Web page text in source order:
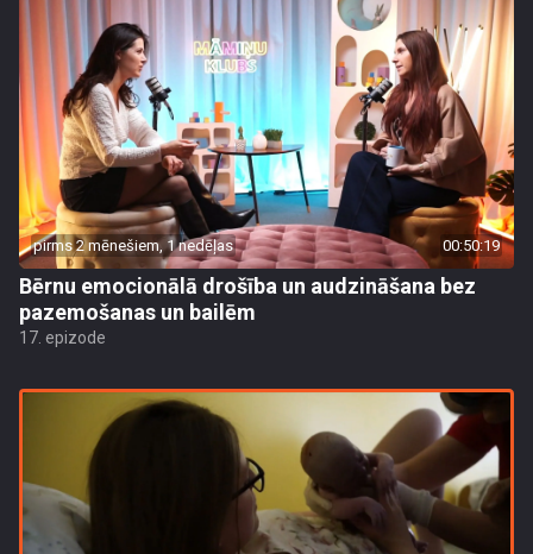
pirms 2 mēnešiem, 1 nedēļas 00:50:19
Bērnu emocionālā drošība un audzināšana bez
pazemošanas un bailēm
17. epizode